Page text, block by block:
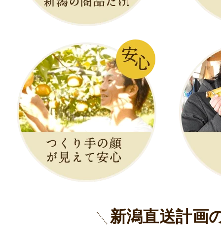
新潟直送計画